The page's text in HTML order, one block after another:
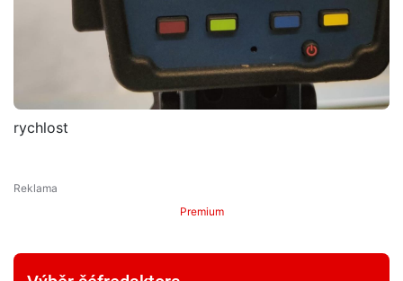
rychlost
Premium